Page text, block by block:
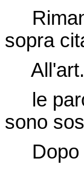
sopra
All'art.
le
sono
Dopo